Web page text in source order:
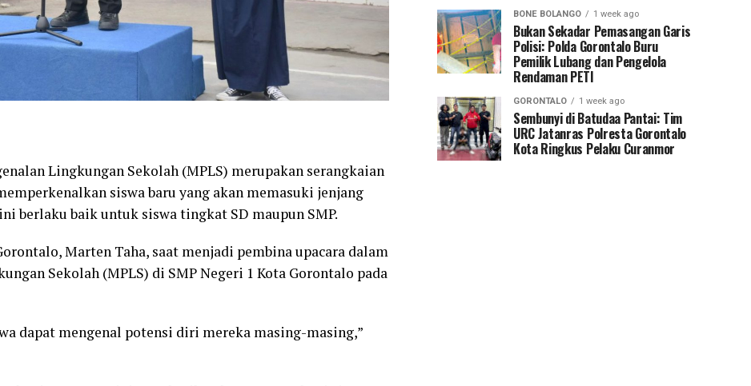
Lingkungan Sekolah (MPLS) merupakan serangkaian
siswa baru yang akan memasuki jenjang
berlaku baik untuk siswa tingkat SD maupun SMP.
Marten Taha, saat menjadi pembina upacara dalam
Sekolah (MPLS) di SMP Negeri 1 Kota Gorontalo pada
dapat mengenal potensi diri mereka masing-masing,”
BONE BOLANGO 1 week ago
Bukan Sekadar Pemasangan Garis
Polisi: Polda Gorontalo Buru
Pemilik Lubang dan Pengelola
Rendaman PETI
GORONTALO 1 week ago
Sembunyi di Batudaa Pantai: Tim
URC Jatanras Polresta Gorontalo
Kota Ringkus Pelaku Curanmor